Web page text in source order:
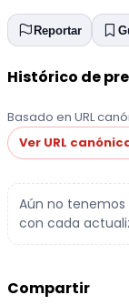
Reportar
Histórico de
Basado en URL
Ver URL
Aún no tenemos
con cada
Compartir